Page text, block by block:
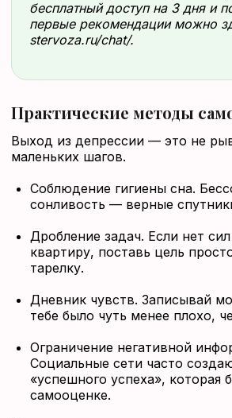
бесплатный доступ на 3 дня и
первые рекомендации можно
stervoza.ru/chat/.
Практические методы
Выход из депрессии — это не
маленьких шагов.
Соблюдение гигиены сна.
сонливость — верные
Дробление задач. Если нет
квартиру, поставь цель
тарелку.
Дневник чувств. Записывай
тебе было чуть менее плохо,
Ограничение негативной
Социальные сети часто
«успешного успеха», которая
самооценке.